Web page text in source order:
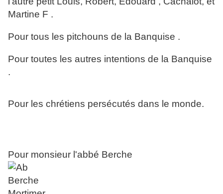
Martine F .
Pour tous les pitchouns de la Banquise .
Pour toutes les autres intentions de la Banquise
.
Pour les chrétiens persécutés dans le monde.
Pour monsieur l'abbé Berche